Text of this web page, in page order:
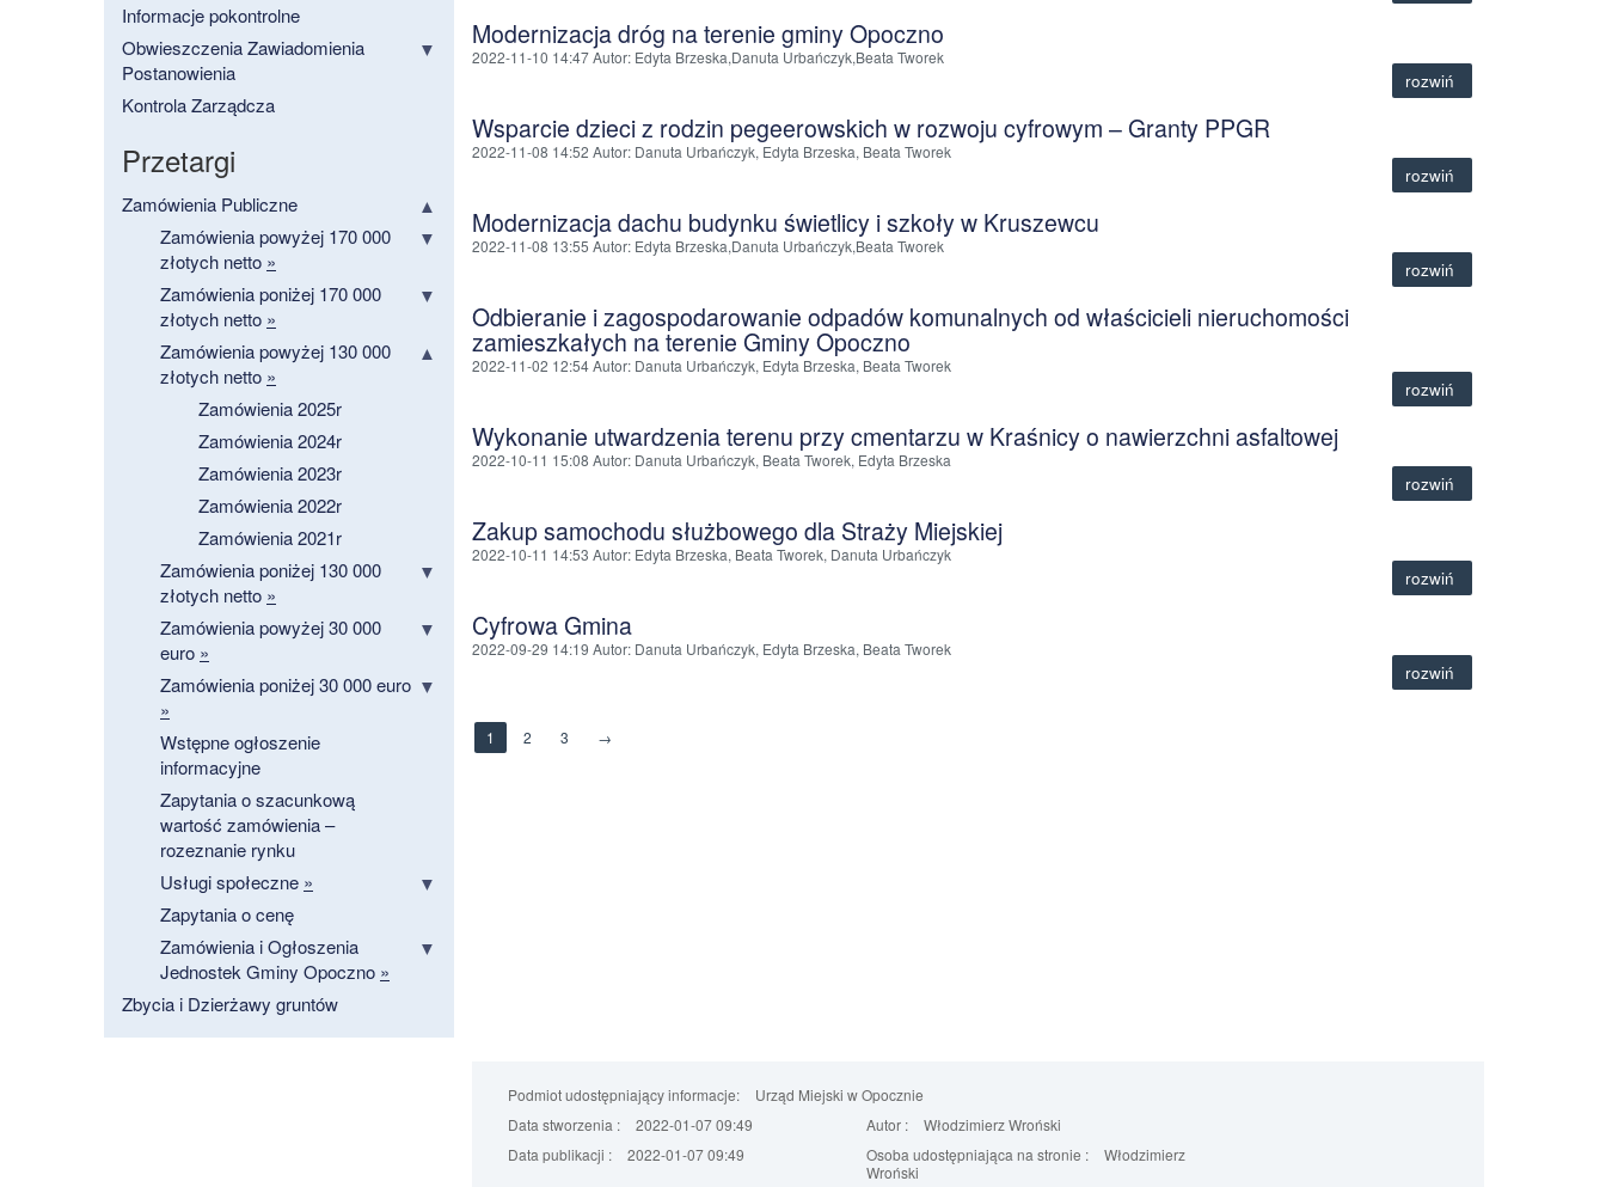
Informacje pokontrolne
Obwieszczenia Zawiadomienia
Postanowienia
Kontrola Zarządcza
Przetargi
Zamówienia Publiczne
Zamówienia powyżej 170 000
złotych netto »
Zamówienia poniżej 170 000
złotych netto »
Zamówienia powyżej 130 000
złotych netto »
Zamówienia 2025r
Zamówienia 2024r
Zamówienia 2023r
Zamówienia 2022r
Zamówienia 2021r
Zamówienia poniżej 130 000
złotych netto »
Zamówienia powyżej 30 000
euro »
Zamówienia poniżej 30 000 euro
»
Wstępne ogłoszenie
informacyjne
Zapytania o szacunkową
wartość zamówienia –
rozeznanie rynku
Usługi społeczne »
Zapytania o cenę
Zamówienia i Ogłoszenia
Jednostek Gminy Opoczno »
Zbycia i Dzierżawy gruntów
Modernizacja dróg na terenie gminy Opoczno
2022-11-10 14:47Autor: Edyta Brzeska,Danuta Urbańczyk,Beata Tworek
rozwiń
Wsparcie dzieci z rodzin pegeerowskich w rozwoju cyfrowym – Granty PPGR
2022-11-08 14:52 Autor: Danuta Urbańczyk, Edyta Brzeska, Beata Tworek
rozwiń
Modernizacja dachu budynku świetlicy i szkoły w Kruszewcu
2022-11-08 13:55 Autor: Edyta Brzeska,Danuta Urbańczyk,Beata Tworek
rozwiń
Odbieranie i zagospodarowanie odpadów komunalnych od właścicieli nieruchomości
zamieszkałych na terenie Gminy Opoczno
2022-11-02 12:54Autor: Danuta Urbańczyk, Edyta Brzeska, Beata Tworek
rozwiń
Wykonanie utwardzenia terenu przy cmentarzu w Kraśnicy o nawierzchni asfaltowej
2022-10-11 15:08 Autor: Danuta Urbańczyk, Beata Tworek, Edyta Brzeska
rozwiń
Zakup samochodu służbowego dla Straży Miejskiej
2022-10-11 14:53 Autor: Edyta Brzeska, Beata Tworek, Danuta Urbańczyk
rozwiń
Cyfrowa Gmina
2022-09-29 14:19 Autor: Danuta Urbańczyk, Edyta Brzeska, Beata Tworek
rozwiń
1 2 3 →
Podmiot udostępniający informacje:
Urząd Miejski w Opocznie
Data stworzenia :
2022-01-07 09:49 Autor :
Włodzimierz Wroński
Data publikacji :
2022-01-07 09:49 Osoba udostępniająca na stronie :
Włodzimierz
Wroński